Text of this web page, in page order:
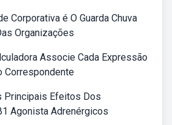
Corporativa é O Guarda Chuva
Organizações
Associe Cada Expressão
Correspondente
Principais Efeitos Dos
Agonista Adrenérgicos